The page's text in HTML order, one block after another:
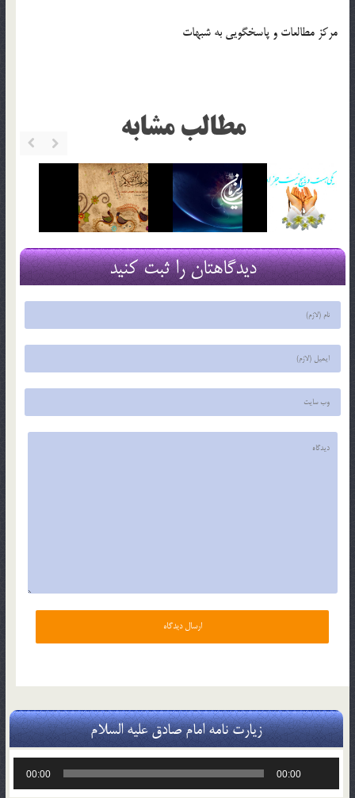
مرکز مطالعات و پاسخگويي به شبهات
مطالب مشابه
دیدگاهتان را ثبت کنید
زیارت نامه امام صادق علیه السلام
00:00
00:00